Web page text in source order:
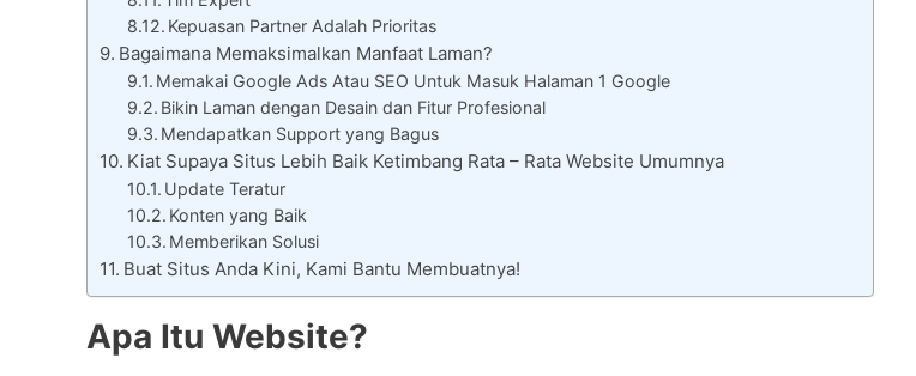
Kepuasan Partner Adalah Prioritas
Bagaimana Memaksimalkan Manfaat Laman?
Memakai Google Ads Atau SEO Untuk Masuk Halaman 1 Google
Bikin Laman dengan Desain dan Fitur Profesional
Mendapatkan Support yang Bagus
Kiat Supaya Situs Lebih Baik Ketimbang Rata – Rata Website Umumnya
Update Teratur
Konten yang Baik
Memberikan Solusi
Buat Situs Anda Kini, Kami Bantu Membuatnya!
Apa Itu Website?